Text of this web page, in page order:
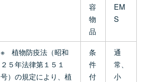
容
物
品
EM
S
※ 植物防疫法（昭和
２５年法律第１５１
号）の規定により、植
条
件
付
通
常、
小